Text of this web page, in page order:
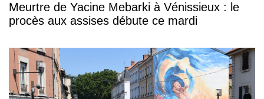
Meurtre de Yacine Mebarki à Vénissieux : le
procès aux assises débute ce mardi